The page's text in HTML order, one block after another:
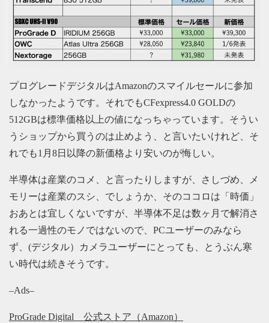
プログレードデジタルはAmazonのスマイルセールに参加
しなかったようです。それでもCFexpress4.0 GOLDの
512GBは標準価格以上の値になっちゃっています。そうい
うショップから買うのは止めよう、と言いたいけれど、そ
れでも1月8日以降の新価格より安いのが悔しい。
半導体は産業のコメ、と言ったりしますが、さしづめ、メ
モリーは産業のスシ、でしょうか、そのココロは「時価」
おあとは宜しくないですが、半導体不足は数ヶ月で解消さ
れる一過性のモノではないので、PCユーザーのみなら
ず、(デジタル）カメラユーザーにとっても、とうぶん寒
い時代は続きそうです。
–Ads–
ProGrade Digital 公式ストア（Amazon）